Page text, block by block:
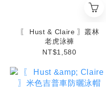
〖 Hust & Claire 〗叢林
老虎泳褲
NT$1,580